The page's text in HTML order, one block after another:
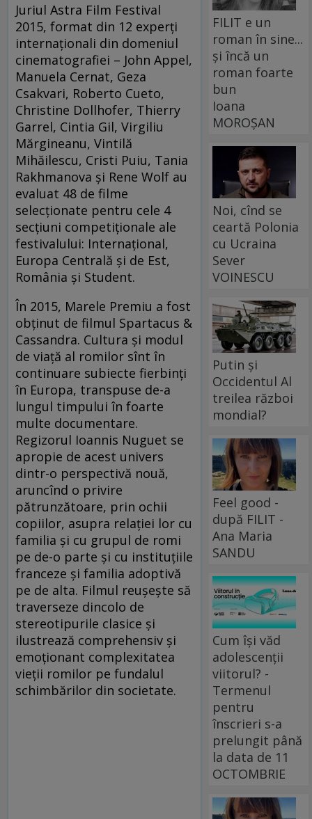
Juriul Astra Film Festival
2015, format din 12 experți
internaționali din domeniul
cinematografiei – John Appel,
Manuela Cernat, Geza
Csakvari, Roberto Cueto,
Christine Dollhofer, Thierry
Garrel, Cintia Gil, Virgiliu
Mărgineanu, Vintilă
Mihăilescu, Cristi Puiu, Tania
Rakhmanova și Rene Wolf au
evaluat 48 de filme
selecționate pentru cele 4
secțiuni competiționale ale
festivalului: Internațional,
Europa Centrală și de Est,
România și Student.
În 2015, Marele Premiu a fost
obținut de filmul Spartacus &
Cassandra. Cultura și modul
de viață al romilor sînt în
continuare subiecte fierbinți
în Europa, transpuse de-a
lungul timpului în foarte
multe documentare.
Regizorul Ioannis Nuguet se
apropie de acest univers
dintr-o perspectivă nouă,
aruncînd o privire
pătrunzătoare, prin ochii
copiilor, asupra relației lor cu
familia și cu grupul de romi
pe de-o parte și cu instituțiile
franceze și familia adoptivă
pe de alta. Filmul reușește să
traverseze dincolo de
stereotipurile clasice și
ilustrează comprehensiv și
emoționant complexitatea
vieții romilor pe fundalul
schimbărilor din societate.
FILIT e un
roman în sine...
și încă un
roman foarte
bun
Ioana
MOROȘAN
Noi, cînd se
ceartă Polonia
cu Ucraina
Sever
VOINESCU
Putin și
Occidentul Al
treilea război
mondial?
Feel good -
după FILIT -
Ana Maria
SANDU
Cum își văd
adolescenții
viitorul? -
Termenul
pentru
înscrieri s-a
prelungit până
la data de 11
OCTOMBRIE